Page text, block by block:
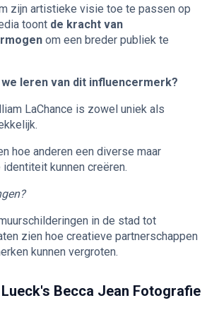
zijn artistieke visie toe te passen op
toont de kracht van
om een breder publiek te
leren van dit influencermerk?
LaChance is zowel uniek als
hoe anderen een diverse maar
identiteit kunnen creëren.
in de stad tot
zien hoe creatieve partnerschappen
kunnen vergroten.
Becca Jean Fotografie